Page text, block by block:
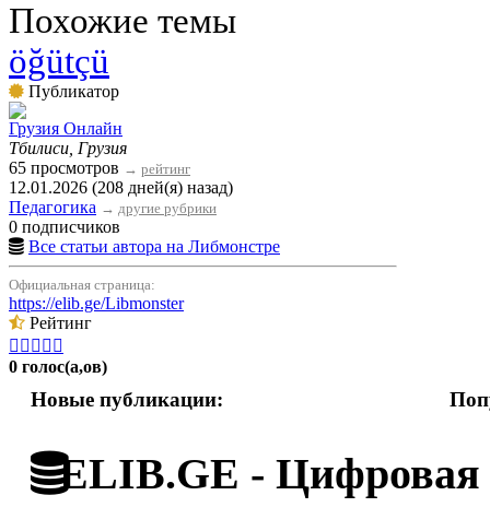
Похожие темы
öğütçü
Публикатор
Грузия Онлайн
Тбилиси, Грузия
65 просмотров → рейтинг
12.01.2026 (208 дней(я) назад)
Педагогика → другие рубрики
0 подписчиков
Все статьи автора на Либмонстре
Официальная страница:
https://elib.ge/Libmonster
Рейтинг
    
0 голос(а,ов)
Новые публикации:
ELIB.GE - Цифровая